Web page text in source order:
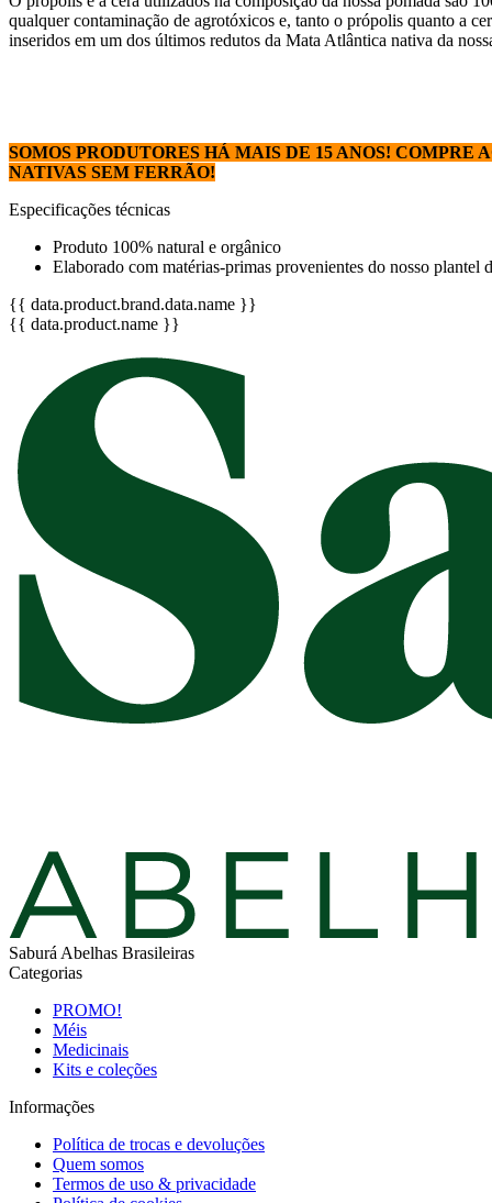
qualquer contaminação de agrotóxicos e, tanto o própolis quanto a
inseridos em um dos últimos redutos da Mata Atlântica nativa da
SOMOS PRODUTORES HÁ MAIS DE 15 ANOS!
NATIVAS SEM FERRÃO!
Especificações técnicas
Produto 100% natural e orgânico
Elaborado com matérias-primas provenientes do nosso plantel
{{ data.product.brand.data.name }}
{{ data.product.name }}
Saburá Abelhas Brasileiras
Categorias
PROMO!
Méis
Medicinais
Kits e coleções
Informações
Política de trocas e devoluções
Quem somos
Termos de uso & privacidade